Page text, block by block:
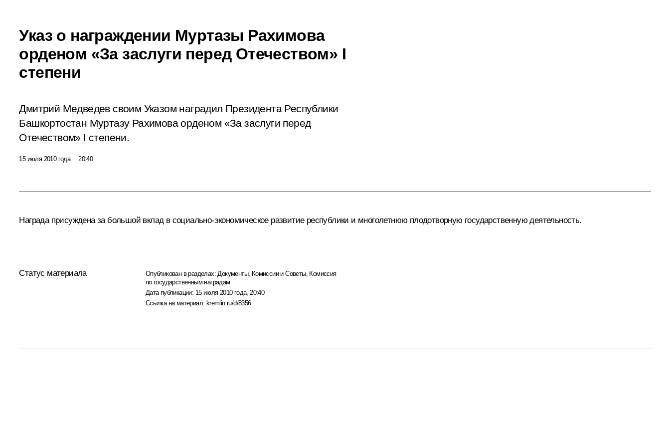
Указ о награждении Муртазы Рахимова
орденом «За заслуги перед Отечеством» I
степени
Дмитрий Медведев своим Указом наградил Президента Республики
Башкортостан Муртазу Рахимоваорденом «За заслуги перед
Отечеством» I степени.
15 июля 2010 года 20:40
Награда присуждена за большой вклад в социально-экономическое развитие республики и многолетнюю плодотворную государственную деятельность.
Статус материала Опубликован в разделах: Документы, Комиссии и Советы, Комиссия
по государственным наградам
Дата публикации: 15 июля 2010 года, 20:40
Ссылка на материал: kremlin.ru/d/8356